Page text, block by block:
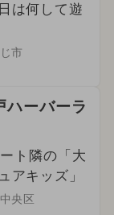
は何して遊
市
ハーバーラ
ト隣の「大
アキッズ」
央区